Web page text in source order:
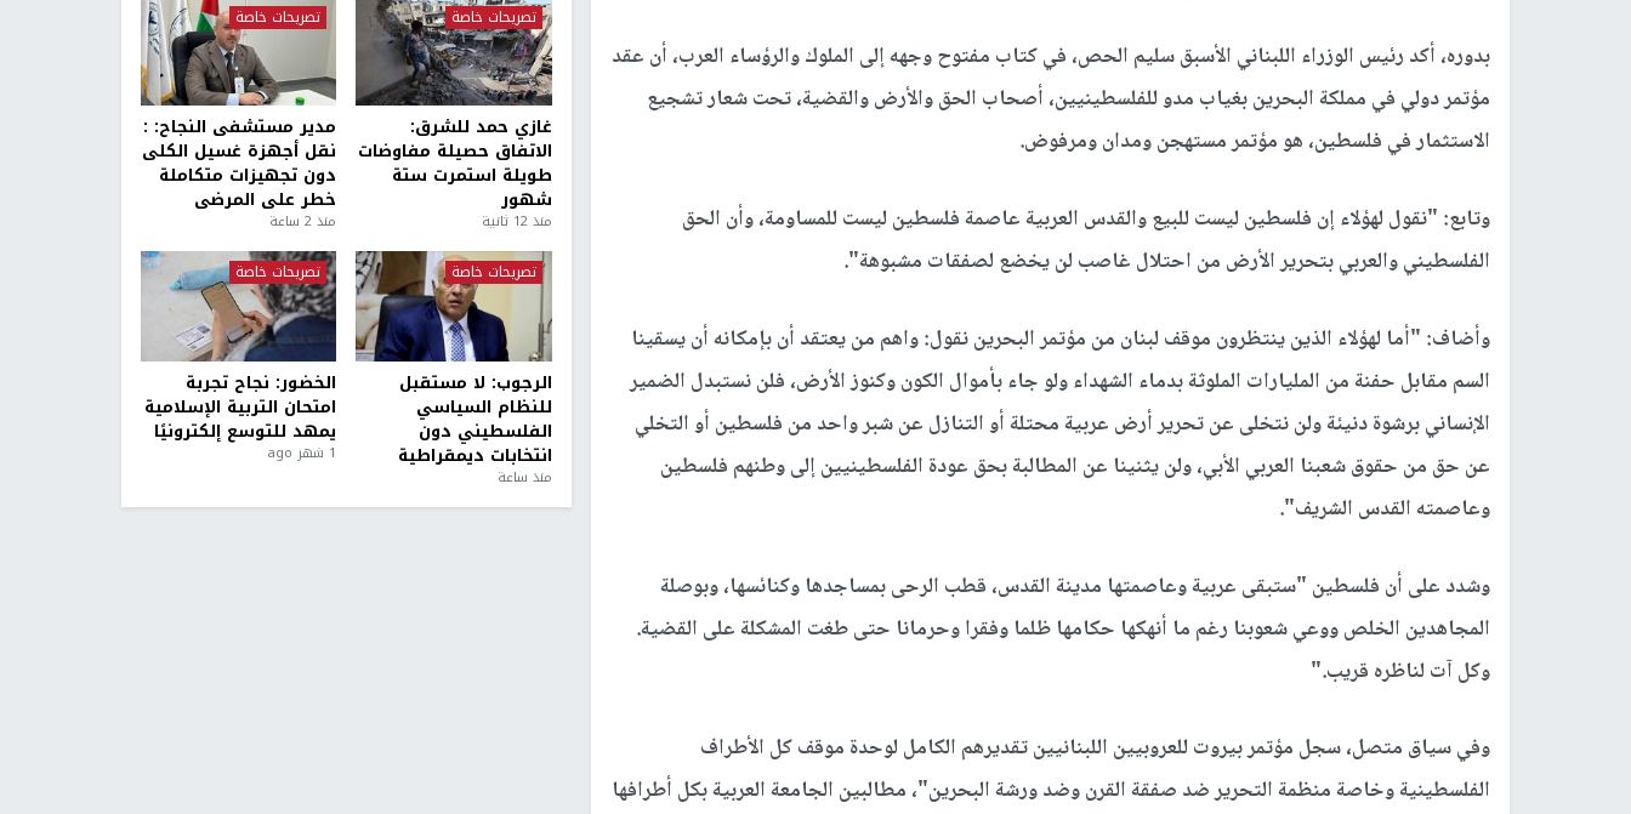
بدوره، أكد رئيس الوزراء اللبناني الأسبق سليم الحص، في كتاب مفتوح وجهه إلى الملوك والرؤساء العرب، أن عقد
مؤتمر دولي في مملكة البحرين بغياب مدو للفلسطينيين، أصحاب الحق والأرض والقضية، تحت شعار تشجيع
الاستثمار في فلسطين، هو مؤتمر مستهجن ومدان ومرفوض.
وتابع: "نقول لهؤلاء إن فلسطين ليست للبيع والقدس العربية عاصمة فلسطين ليست للمساومة، وأن الحق
الفلسطيني والعربي بتحرير الأرض من احتلال غاصب لن يخضع لصفقات مشبوهة".
وأضاف: "أما لهؤلاء الذين ينتظرون موقف لبنان من مؤتمر البحرين نقول: واهم من يعتقد أن بإمكانه أن يسقينا
السم مقابل حفنة من المليارات الملوثة بدماء الشهداء ولو جاء بأموال الكون وكنوز الأرض، فلن نستبدل الضمير
الإنساني برشوة دنيئة ولن نتخلى عن تحرير أرض عربية محتلة أو التنازل عن شبر واحد من فلسطين أو التخلي
عن حق من حقوق شعبنا العربي الأبي، ولن يثنينا عن المطالبة بحق عودة الفلسطينيين إلى وطنهم فلسطين
وعاصمته القدس الشريف".
وشدد على أن فلسطين "ستبقى عربية وعاصمتها مدينة القدس، قطب الرحى بمساجدها وكنائسها، وبوصلة
المجاهدين الخلص ووعي شعوبنا رغم ما أنهكها حكامها ظلما وفقرا وحرمانا حتى طغت المشكلة على القضية.
وكل آت لناظره قريب."
وفي سياق متصل، سجل مؤتمر بيروت للعروبيين اللبنانيين تقديرهم الكامل لوحدة موقف كل الأطراف
الفلسطينية وخاصة منظمة التحرير ضد صفقة القرن وضد ورشة البحرين"، مطالبين الجامعة العربية بكل أطرافها
تصريحات خاصة
غازي حمد للشرق:
الاتفاق حصيلة مفاوضات
طويلة استمرت ستة
شهور
منذ 12 ثانية
تصريحات خاصة
مدير مستشفى النجاح: :
نقل أجهزة غسيل الكلى
دون تجهيزات متكاملة
خطر على المرضى
منذ 2 ساعة
تصريحات خاصة
الرجوب: لا مستقبل
للنظام السياسي
الفلسطيني دون
انتخابات ديمقراطية
منذ ساعة
تصريحات خاصة
الخضور: نجاح تجربة
امتحان التربية الإسلامية
يمهد للتوسع إلكترونيًا
1 شهر ago